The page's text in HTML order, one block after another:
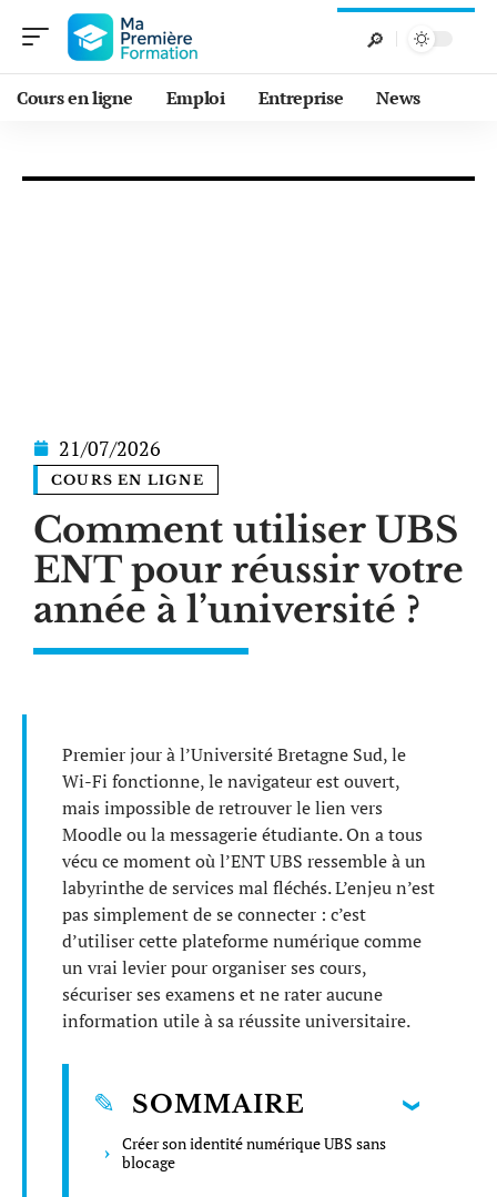
Cours en ligne Emploi Entreprise News
21/07/2026
COURS EN LIGNE
Comment utiliser UBS
ENT pour réussir votre
année à l’université ?
Premier jour à l’Université Bretagne Sud, le
Wi-Fi fonctionne, le navigateur est ouvert,
mais impossible de retrouver le lien vers
Moodle ou la messagerie étudiante. On a tous
vécu ce moment où l’ENT UBS ressemble à un
labyrinthe de services mal fléchés. L’enjeu n’est
pas simplement de se connecter : c’est
d’utiliser cette plateforme numérique comme
un vrai levier pour organiser ses cours,
sécuriser ses examens et ne rater aucune
information utile à sa réussite universitaire.
SOMMAIRE
Créer son identité numérique UBS sans
blocage